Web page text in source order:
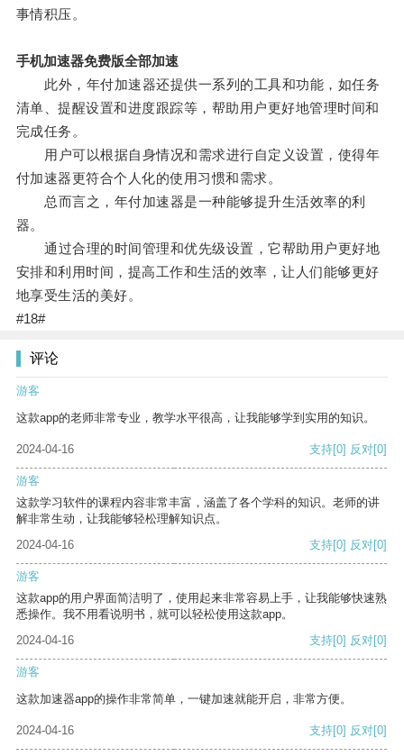
事情积压。
手机加速器免费版全部加速
此外，年付加速器还提供一系列的工具和功能，如任务
清单、提醒设置和进度跟踪等，帮助用户更好地管理时间和
完成任务。
用户可以根据自身情况和需求进行自定义设置，使得年
付加速器更符合个人化的使用习惯和需求。
总而言之，年付加速器是一种能够提升生活效率的利
器。
通过合理的时间管理和优先级设置，它帮助用户更好地
安排和利用时间，提高工作和生活的效率，让人们能够更好
地享受生活的美好。
#18#
评论
游客
这款app的老师非常专业，教学水平很高，让我能够学到实用的知识。
2024-04-16 支持[0] 反对[0]
游客
这款学习软件的课程内容非常丰富，涵盖了各个学科的知识。老师的讲
解非常生动，让我能够轻松理解知识点。
2024-04-16
支持[0] 反对[0]
游客
这款app的用户界面简洁明了，使用起来非常容易上手，让我能够快速熟
悉操作。我不用看说明书，就可以轻松使用这款app。
2024-04-16
支持[0] 反对[0]
游客
这款加速器app的操作非常简单，一键加速就能开启，非常方便。
2024-04-16 支持[0] 反对[0]